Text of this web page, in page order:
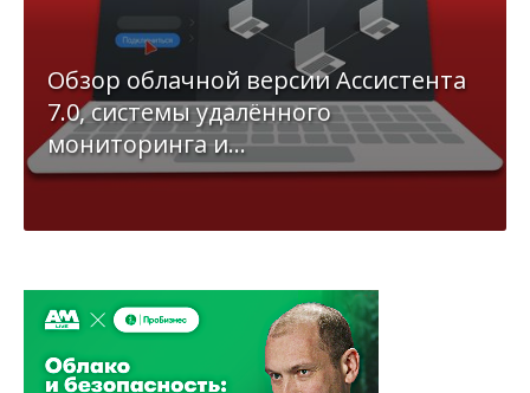
Обзор облачной версии Ассистента
7.0, системы удалённого
мониторинга и...